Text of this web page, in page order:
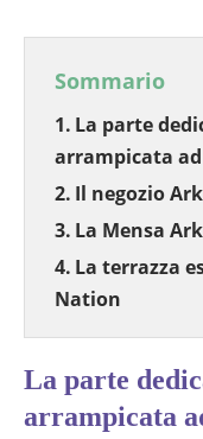
Sommario
La parte
arrampicata
Il negozio
La Mensa
La terrazza
Nation
La parte
arrampicata